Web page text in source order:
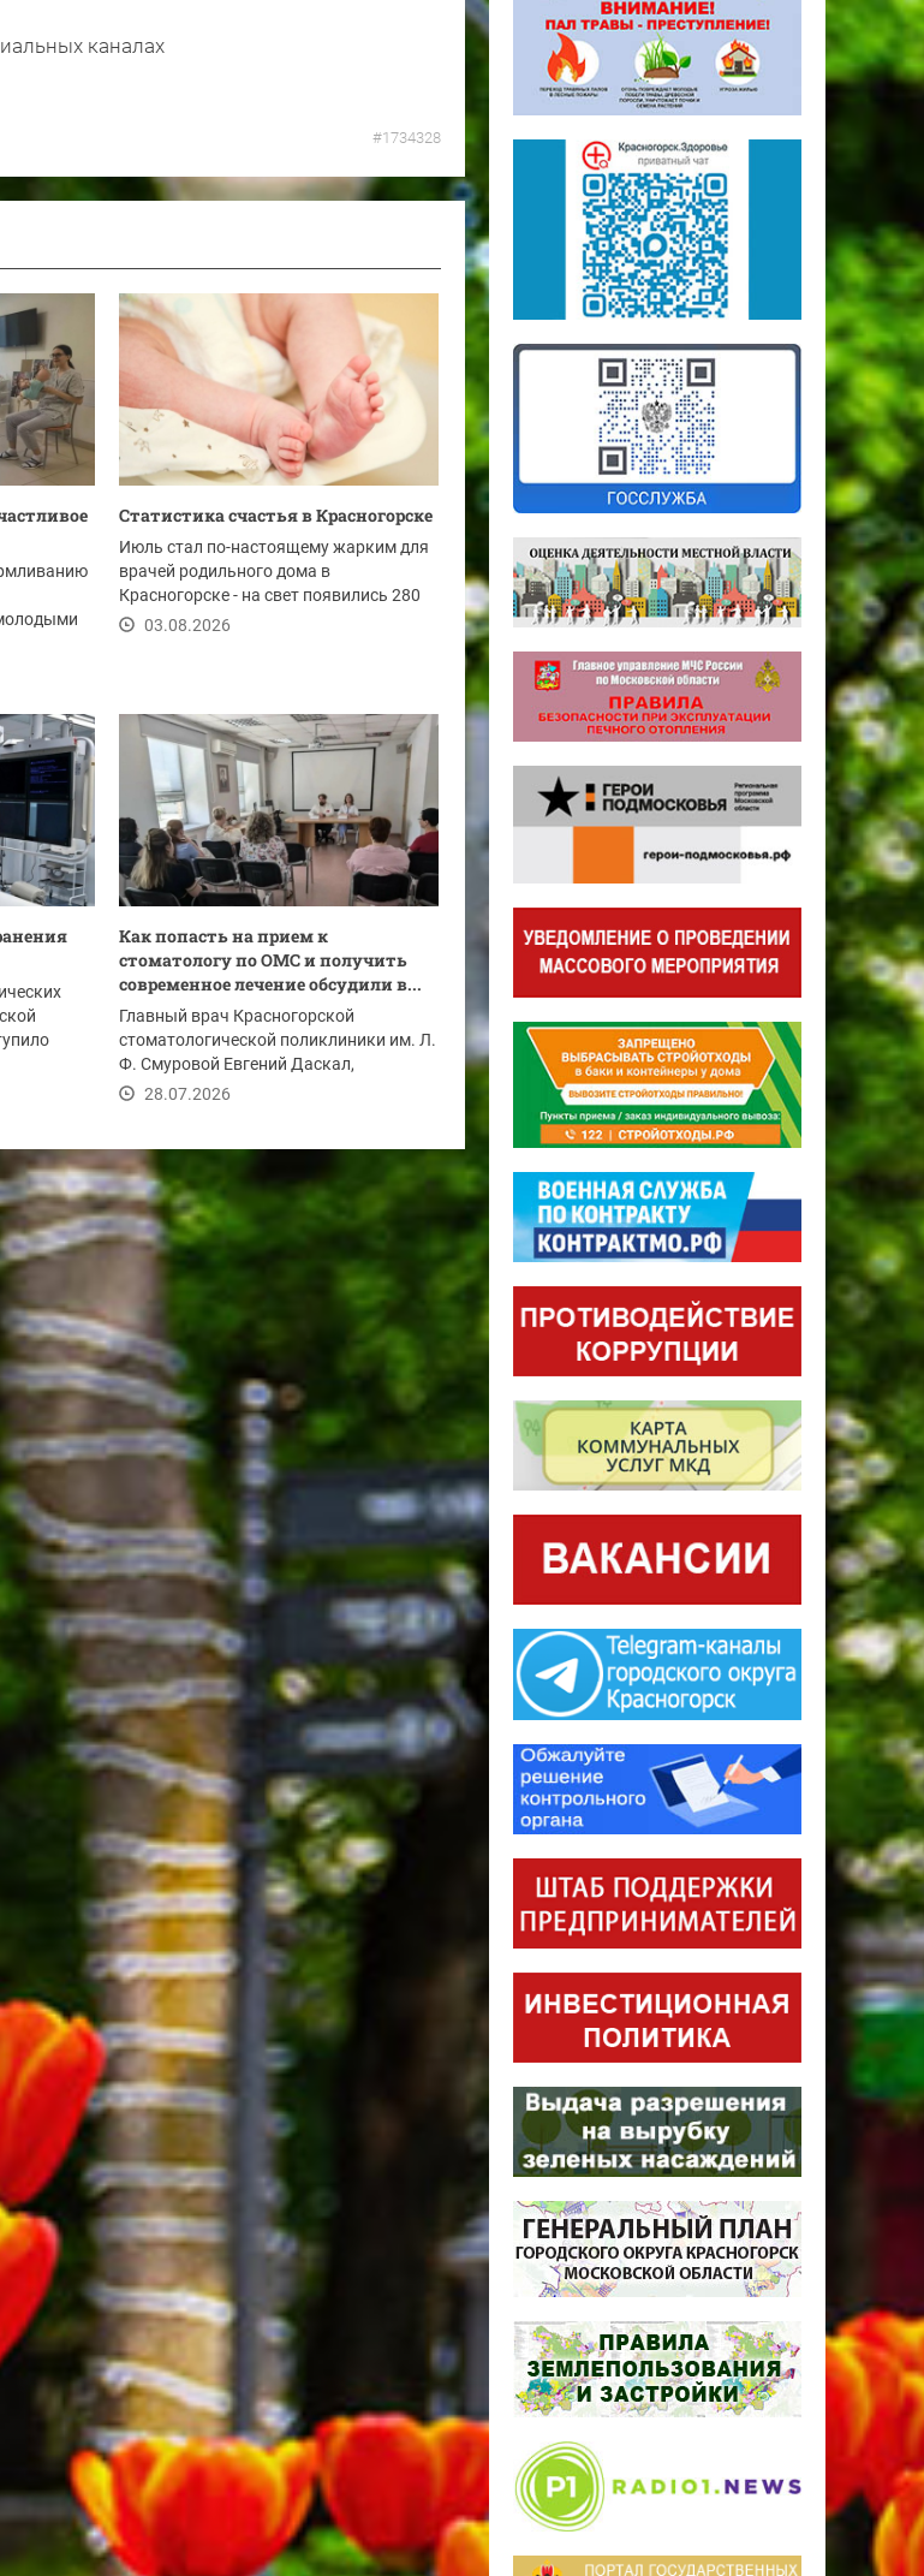
каналах
#1734328
Статистика счастья в Красногорске
Июль стал по-настоящему жарким для
врачей родильного дома в
Красногорске - на свет появились 280
новых жителей. Это...
03.08.2026
Как попасть на прием к
стоматологу по ОМС и получить
современное лечение обсудили в...
Главный врач Красногорской
стоматологической поликлиники им. Л.
Ф. Смуровой Евгений Даскал,
сотрудники медицинского...
28.07.2026